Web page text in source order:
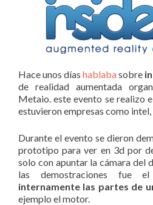
Hace unos días hablabasobre
de realidad aumentada
Metaio. este evento se realizo
estuvieron empresas como intel,
Durante el evento se dieron
prototipo para ver en 3d por
solo con apuntar la cámara del
las demostraciones fue
internamente las partes de
ejemplo el motor.